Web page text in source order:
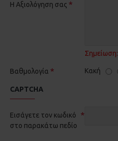
Η Αξιολόγηση σας
Σημείωση:
Βαθμολογία Κακή
CAPTCHA
Εισάγετε τον κωδικό
στο παρακάτω πεδίο